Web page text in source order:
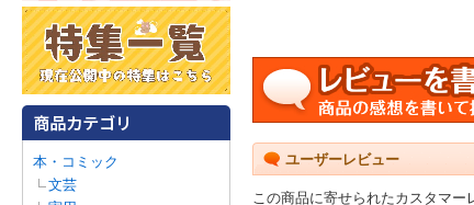
本・コミック
文芸
ユーザーレビュー
この商品に寄せられたカスタマー